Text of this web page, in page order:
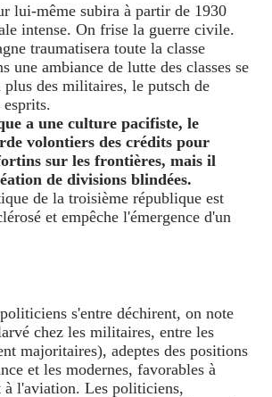
lui-même subira à partir de 1930
intense. On frise la guerre civile.
traumatisera toute la classe
une ambiance de lutte des classes se
plus des militaires, le putsch de
esprits.
a une culture pacifiste, le
volontiers des crédits pour
sur les frontières, mais il
de divisions blindées.
de la troisième république est
et empêche l'émergence d'un
s'entre déchirent, on note
chez les militaires, entre les
majoritaires), adeptes des positions
et les modernes, favorables à
à l'aviation. Les politiciens,